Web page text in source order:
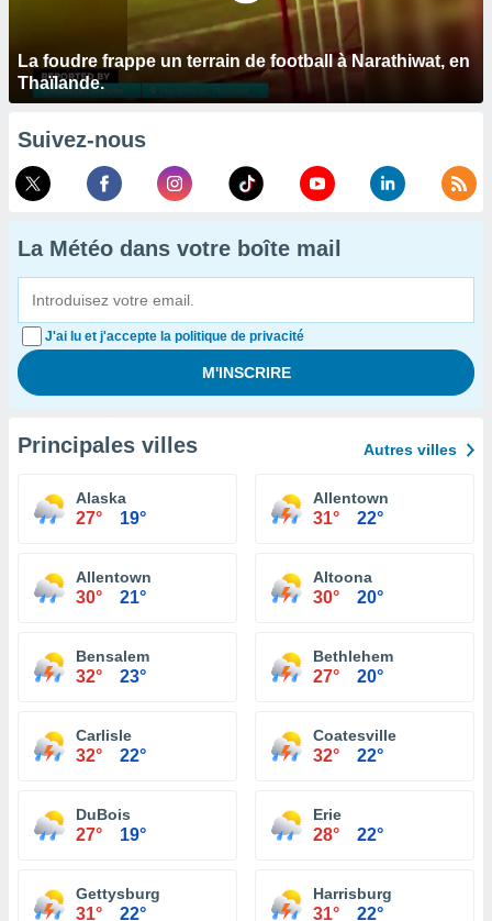
La foudre frappe un terrain de football à Narathiwat, en
Thaïlande.
Suivez-nous
La Météo dans votre boîte mail
J'ai lu et j'accepte la politique de privacité
Principales villes Autres villes
Alaska
27° 19°
Allentown
31° 22°
Allentown
30° 21°
Altoona
30° 20°
Bensalem
32° 23°
Bethlehem
27° 20°
Carlisle
32° 22°
Coatesville
32° 22°
DuBois
27° 19°
Erie
28° 22°
Gettysburg
31° 22°
Harrisburg
31° 22°